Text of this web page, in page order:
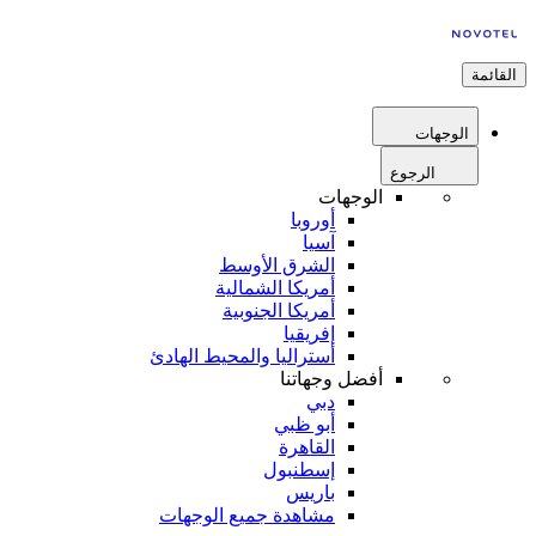
القائمة
الوجهات
الرجوع
الوجهات
أوروبا
آسيا
الشرق الأوسط
أمريكا الشمالية
أمريكا الجنوبية
إفريقيا
أستراليا والمحيط الهادئ
أفضل وجهاتنا
دبي
أبو ظبي
القاهرة
إسطنبول
باريس
مشاهدة جميع الوجهات